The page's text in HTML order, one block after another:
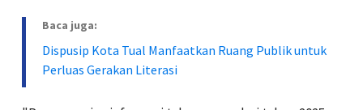
Baca juga:
Dispusip Kota Tual Manfaatkan Ruang Publik untuk
Perluas Gerakan Literasi